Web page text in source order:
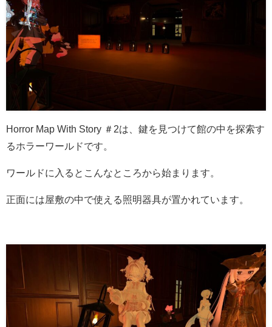
Horror Map With Story ＃2は、鍵を見つけて館の中を探索す
るホラーワールドです。
ワールドに入るとこんなところから始まります。
正面には屋敷の中で使える照明器具が置かれています。